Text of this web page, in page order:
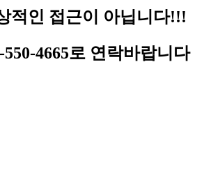
적인 접근이 아닙니다!!!
550-4665로 연락바랍니다